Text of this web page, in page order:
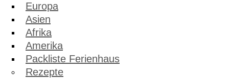
Europa
Asien
Afrika
Amerika
Packliste Ferienhaus
Rezepte